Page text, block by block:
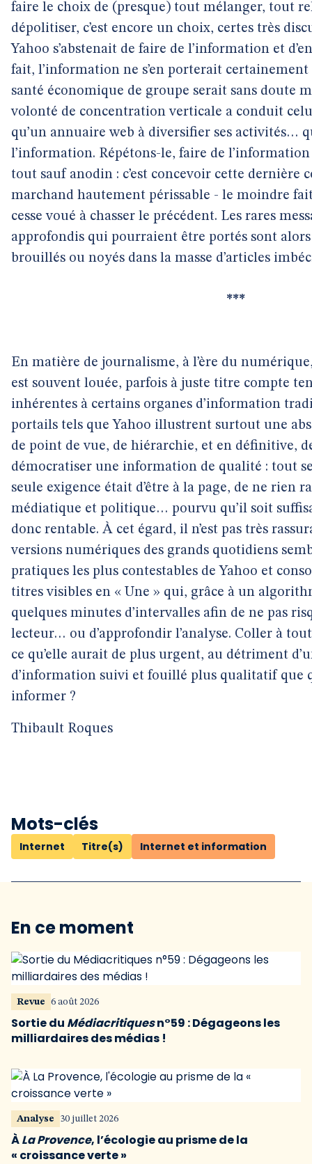
faire le choix de (presque) tout mélanger, tout
dépolitiser, c’est encore un choix, certes très
Yahoo s’abstenait de faire de l’information et
fait, l’information ne s’en porterait
santé économique de groupe serait sans doute
volonté de concentration verticale a conduit
qu’un annuaire web à diversifier ses activités…
l’information. Répétons-le, faire de
tout sauf anodin : c’est concevoir cette dernière
marchand hautement périssable - le moindre
cesse voué à chasser le précédent. Les rares
approfondis qui pourraient être portés sont
brouillés ou noyés dans la masse d’articles
***
En matière de journalisme, à l’ère du
est souvent louée, parfois à juste titre compte
inhérentes à certains organes d’information
portails tels que Yahoo illustrent surtout une
de point de vue, de hiérarchie, et en définitive,
démocratiser une information de qualité : tout
seule exigence était d’être à la page, de ne rien
médiatique et politique… pourvu qu’il soit
donc rentable. À cet égard, il n’est pas très
versions numériques des grands quotidiens
pratiques les plus contestables de Yahoo et
titres visibles en « Une » qui, grâce à un
quelques minutes d’intervalles afin de ne pas
lecteur… ou d’approfondir l’analyse. Coller à
ce qu’elle aurait de plus urgent, au détriment
d’information suivi et fouillé plus qualitatif que
informer ?
Thibault Roques
Mots-clés
Internet Titre(s) Internet et information
En ce moment
Revue 6 août 2026
Sortie du Médiacritiquesn°59 : Dégageons les
milliardaires des médias !
Analyse 30 juillet 2026
ÀLa Provence, l’écologie au prisme de la
« croissance verte »